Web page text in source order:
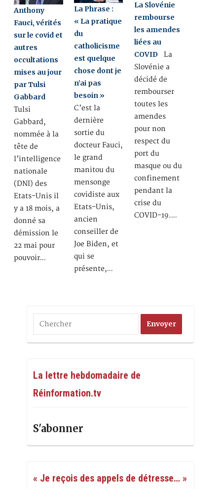
Anthony
Fauci, vérités
sur le covid et
autres
occultations
mises au jour
par Tulsi
Gabbard
Tulsi
Gabbard,
nommée à la
tête de
l’intelligence
nationale
(DNI) des
Etats-Unis il
y a 18 mois, a
donné sa
démission le
22 mai pour
pouvoir…
La Phrase :
« La pratique
du
catholicisme
est quelque
chose dont je
n’ai pas
besoin »
C’est la
dernière
sortie du
docteur Fauci,
le grand
manitou du
mensonge
covidiste aux
Etats-Unis,
ancien
conseiller de
Joe Biden, et
qui se
présente,…
La Slovénie
rembourse
les amendes
liées au
COVID La
Slovénie a
décidé de
rembourser
toutes les
amendes
pour non
respect du
port du
masque ou du
confinement
pendant la
crise du
COVID-19.…
La lettre hebdomadaire de
Réinformation.tv
S'abonner
« Je reçois des appels de détresse… »